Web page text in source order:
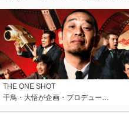
THE ONE SHOT
千鳥・大悟が企画・プロデュー…